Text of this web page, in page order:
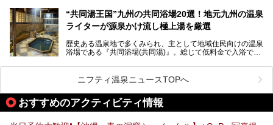
そこで日本各地にある「難読温泉地」を、地域ごとにクイズ
形式でご紹介。第５回目(最終回)である今回は、九州地方の
難読温泉地をピックアップしました。
いくつ読めるか、ぜひチャレンジしてみて下さいね！
“共同湯王国”九州の共同浴場20選！地元九州の温泉
ライターが源泉かけ流し極上湯を厳選
歴史ある温泉地で多くみられ、主として地域住民向けの温泉
浴場である『共同浴場(共同湯)』。総じて低料金で入浴で
特徴です。
共同浴場は全国各地の温泉地にありますが、特に九州地方は
共同湯文化が古くから発展し、質・量ともに大変充実。九州
は“共同湯王国”といっても決して過言では無いでしょう。
今回は地元在住の九州の温泉ライターである筆者が過去入浴
した中から、源泉かけ流しと泉質の良さにこだわって九州の
ニフティ温泉ニュースTOPへ
おすすめのアクティビティ情報